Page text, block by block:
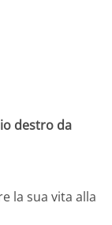
destro da
la sua vita alla